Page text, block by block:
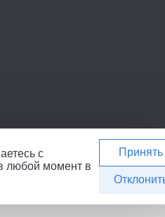
ООО «Уралплит»
с
любой момент в
Принять